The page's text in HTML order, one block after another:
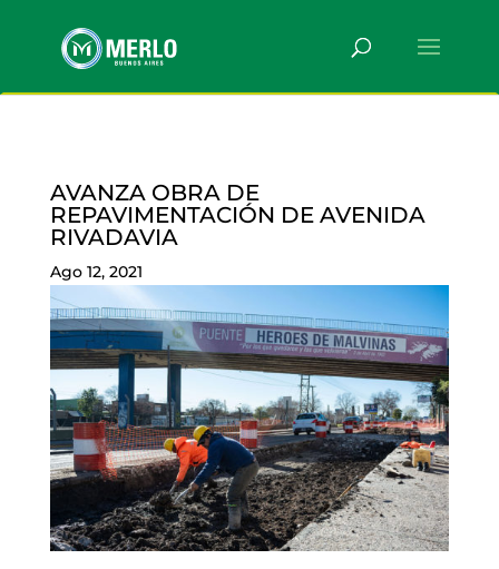
AVANZA OBRA DE
REPAVIMENTACIÓN DE AVENIDA
RIVADAVIA
Ago 12, 2021